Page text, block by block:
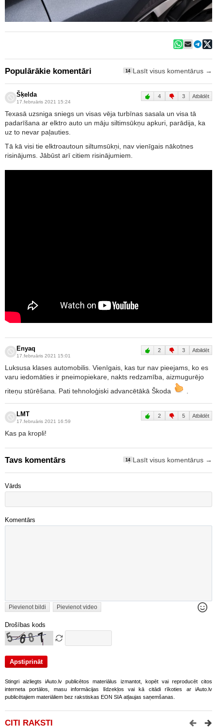
Populārākie komentāri 14 Lasīt visus komentārus →
Šķelda
17.februāris 2021 15:24
4 3 Atbildēt
Texasā uzsniga sniegs un visas vēja turbīnas sasala un visa tā
padarīšana ar elktro auto un māju siltimsūkņu apkuri, parādija, ka
uz to nevar paļauties.
Tā kā visi tie elktroautoun siltumsūkņi, nav vienīgais nākotnes
risinājums. Jābūst arī citiem risinājumiem.
Enyaq
17.februāris 2021 15:01
2 3 Atbildēt
Luksusa klases automobilis. Vienīgais, kas tur nav pieejams, ko es
varu iedomāties ir pneimopiekare, nakts redzamība, aizmugurējo
riteņu stūrēšana. Pati tehnoloģiski advancētākā Škoda
LMT
17.februāris 2021 16:59
2 5 Atbildēt
Kas pa kropli!
Tavs komentārs 14 Lasīt visus komentārus →
Vārds
Komentārs
Pievienot bildi Pievienot video
Drošības kods
Stingri aizliegts iAuto.lv publicētos materiālus izmantot, kopēt vai reproducēt citos
interneta portālos, masu informācijas līdzekļos vai kā citādi rīkoties ar iAuto.lv
publicētajiem materiāliem bez rakstiskas EON SIA atļaujas saņemšanas.
CITI RAKSTI